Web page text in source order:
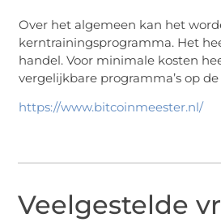
Over het algemeen kan het
kerntrainingsprogramma. Het
handel. Voor minimale kosten
vergelijkbare programma’s op
https://www.bitcoinmeester.nl/
Veelgestelde